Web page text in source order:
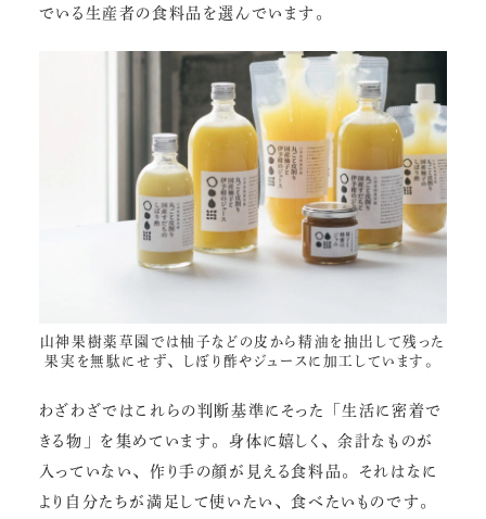
でいる生産者の食料品を選んでいます。
山神果樹薬草園では柚子などの皮から精油を抽出して残った
果実を無駄にせず、しぼり酢やジュースに加工しています。
わざわざではこれらの判断基準にそった「生活に密着で
きる物」を集めています。身体に嬉しく、余計なものが
入っていない、作り手の顔が見える食料品。それはなに
より自分たちが満足して使いたい、食べたいものです。